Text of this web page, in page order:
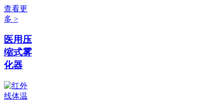
查看更
多 >
医用压
缩式雾
化器